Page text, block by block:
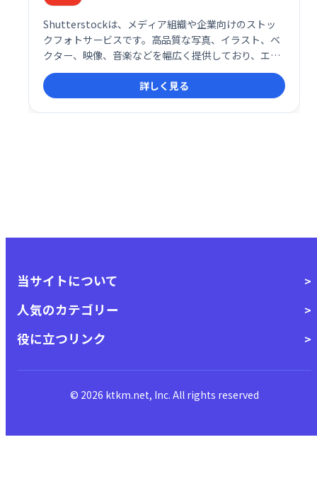
Shutterstockは、メディア組織や企業向けのストッ
クフォトサービスです。高品質な写真、イラスト、ベ
クター、映像、音楽などを幅広く提供しており、エデ
ィトリアルから抽象画、自然、金融など多様なカテゴ
リを網羅しています。マーケティングやクリエイティ
ブ制作に最適な素材を、簡単に探し、利用できます。
詳しく見る
当サイトについて
人気のカテゴリー
役に立つリンク
© 2026 ktkm.net, Inc. All rights reserved